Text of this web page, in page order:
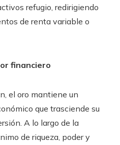
refugio, redirigiendo
de renta variable o
financiero
el oro mantiene un
que trasciende su
A lo largo de la
de riqueza, poder y